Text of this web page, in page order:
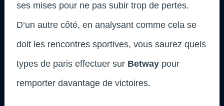
ses mises pour ne pas subir trop de pertes.
D’un autre côté, en analysant comme cela se
doit les rencontres sportives, vous saurez quels
types de paris effectuer sur Betway pour
remporter davantage de victoires.